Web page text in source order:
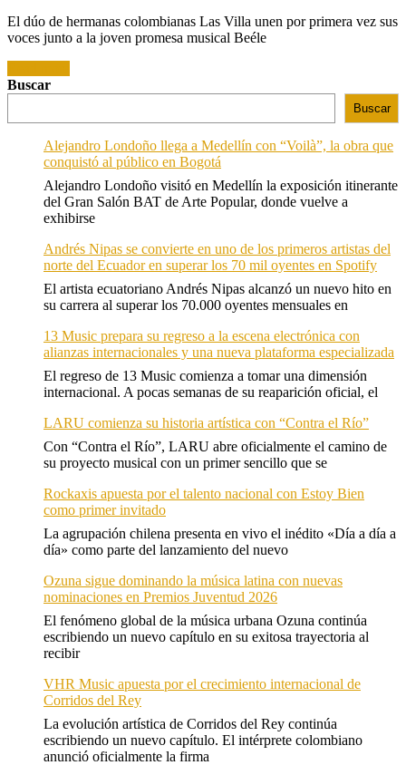
El dúo de hermanas colombianas Las Villa unen por primera vez sus
voces junto a la joven promesa musical Beéle
Buscar
Buscar
Alejandro Londoño llega a Medellín con “Voilà”, la obra que
conquistó al público en Bogotá
Alejandro Londoño visitó en Medellín la exposición itinerante
del Gran Salón BAT de Arte Popular, donde vuelve a
exhibirse
Andrés Nipas se convierte en uno de los primeros artistas del
norte del Ecuador en superar los 70 mil oyentes en Spotify
El artista ecuatoriano Andrés Nipas alcanzó un nuevo hito en
su carrera al superar los 70.000 oyentes mensuales en
13 Music prepara su regreso a la escena electrónica con
alianzas internacionales y una nueva plataforma especializada
El regreso de 13 Music comienza a tomar una dimensión
internacional. A pocas semanas de su reaparición oficial, el
LARU comienza su historia artística con “Contra el Río”
Con “Contra el Río”, LARU abre oficialmente el camino de
su proyecto musical con un primer sencillo que se
Rockaxis apuesta por el talento nacional con Estoy Bien
como primer invitado
La agrupación chilena presenta en vivo el inédito «Día a día a
día» como parte del lanzamiento del nuevo
Ozuna sigue dominando la música latina con nuevas
nominaciones en Premios Juventud 2026
El fenómeno global de la música urbana Ozuna continúa
escribiendo un nuevo capítulo en su exitosa trayectoria al
recibir
VHR Music apuesta por el crecimiento internacional de
Corridos del Rey
La evolución artística de Corridos del Rey continúa
escribiendo un nuevo capítulo. El intérprete colombiano
anunció oficialmente la firma